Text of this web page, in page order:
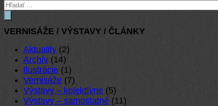
VERNISÁŽE / VÝSTAVY / ČLÁNKY
Aktuality (2)
Archív (14)
Ilustrácie (1)
Vernisáže (7)
Výstavy – kolektívne(5)
Výstavy – samostatné (11)